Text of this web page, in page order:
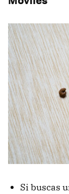
Si buscas